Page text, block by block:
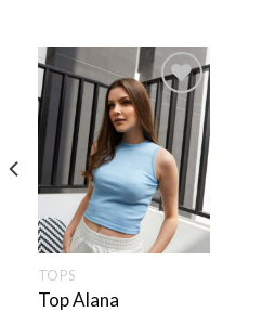
TOPS
Top Alana